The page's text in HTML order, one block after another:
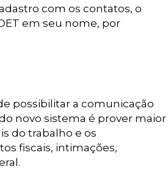
com os contatos, o
em seu nome, por
possibilitar a comunicação
novo sistema é prover maior
do trabalho e os
fiscais, intimações,